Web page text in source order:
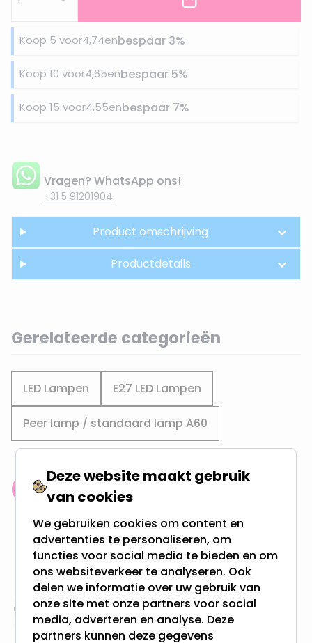
Koop 5 voor4,74enbespaar 3%
Koop 10 voor4,65enbespaar 5%
Koop 15 voor4,55enbespaar 7%
Vragen? WhatsApp ons!
+31 5 91201904
Product omschrijving
Productdetails
Gerelateerde categorieën
LED Lampen E27 LED Lampen
Peer lamp / standaard lamp A60
Klantenbeoordeling: 9.4/10
Gratis verzending + snel geleverd
Vanaf EUR100,- naar NL & BE
& 100 dagen recht op retour
Altijd uit eigen voorraad
3000m2 - 60.000+ Producten
Deze website maakt gebruik
van cookies
We gebruiken cookies om content en
advertenties te personaliseren, om
functies voor social media te bieden en om
ons websiteverkeer te analyseren. Ook
delen we informatie over uw gebruik van
onze site met onze partners voor social
media, adverteren en analyse. Deze
partners kunnen deze gegevens